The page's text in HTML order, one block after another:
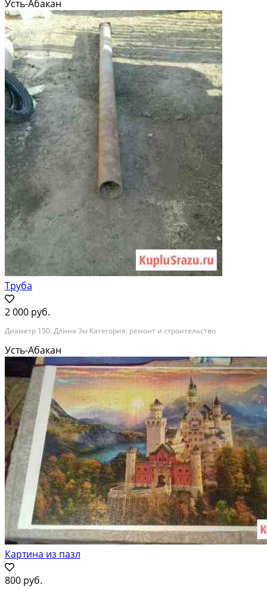
Усть-Абакан
Труба
2 000 руб.
Диаметр 150. Длина 3м Категория: ремонт и строительство
Усть-Абакан
Картина из пазл
800 руб.